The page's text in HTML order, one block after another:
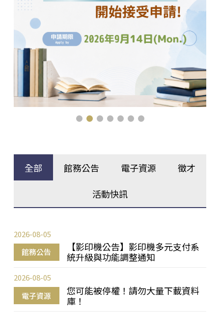
全部 館務公告 電子資源 徵才
活動快訊
館務公告
【影印機公告】影印機多元支付系
統升級與功能調整通知
2026-08-05
電子資源
您可能被停權！請勿大量下載資料
庫！
2026-08-05